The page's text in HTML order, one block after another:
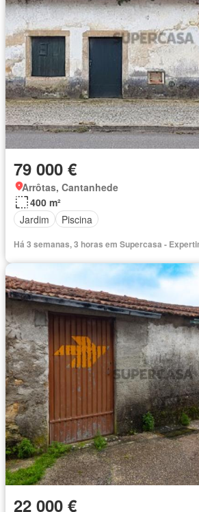
79 000 €
Arrôtas, Cantanhede
400 m²
Jardim
Piscina
Há 3 semanas, 3 horas em Supercasa -
22 000 €